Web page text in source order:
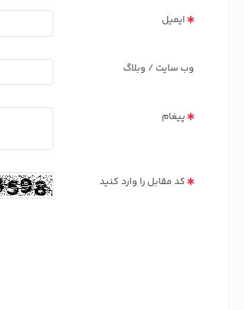
ایمیل
وب سایت / وبلاگ
پیغام
کد مقابل را وارد کنید